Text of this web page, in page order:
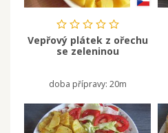
Vepřový plátek z ořechu
se zeleninou
doba přípravy: 20m